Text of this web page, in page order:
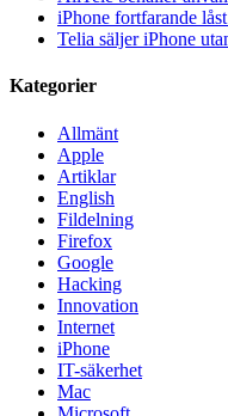
iPhone fortfarande
Telia säljer iPhone
Kategorier
Allmänt
Apple
Artiklar
English
Fildelning
Firefox
Google
Hacking
Innovation
Internet
iPhone
IT-säkerhet
Mac